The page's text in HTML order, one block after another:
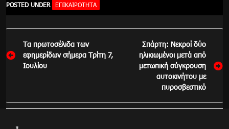
POSTED UNDER ΕΠΙΚΑΙΡΌΤΗΤΑ
Πλοήγηση
άρθρων
Τα πρωτοσέλιδα των
εφημερίδων σήμερα Τρίτη 7,
Ιουλίου
Σπάρτη: Νεκροί δύο
ηλικιωμένοι μετά από
μετωπική σύγκρουση
αυτοκινήτου με
πυροσβεστικό